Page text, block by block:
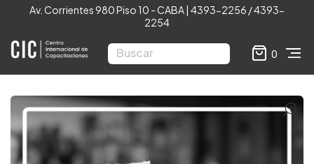
Av. Corrientes 980 Piso 10 - CABA | 4393-2256 / 4393-
2254
0